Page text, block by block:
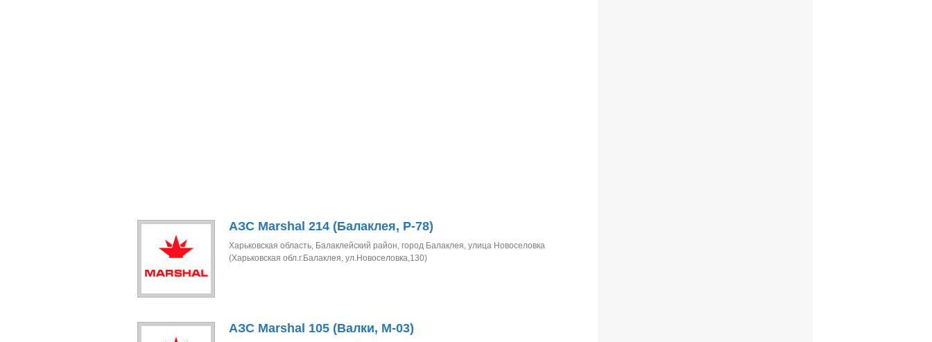
АЗС Marshal 214 (Балаклея, P-78)
Харьковская область, Балаклейский район, город Балаклея, улица Новоселовка
(Харьковская обл.г.Балаклея, ул.Новоселовка,130)
АЗС Marshal 105 (Валки, M-03)